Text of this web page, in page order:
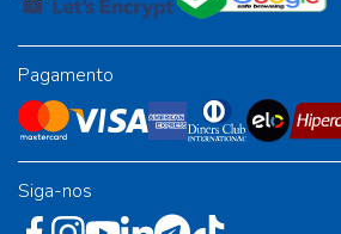
Pagamento
Siga-nos